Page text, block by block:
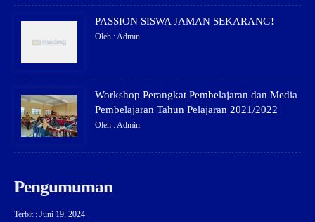
PASSION SISWA JAMAN SEKARANG!
Oleh : Admin
Workshop Perangkat Pembelajaran dan Media
Pembelajaran Tahun Pelajaran 2021/2022
Oleh : Admin
Pengumuman
Terbit : Juni 19, 2024